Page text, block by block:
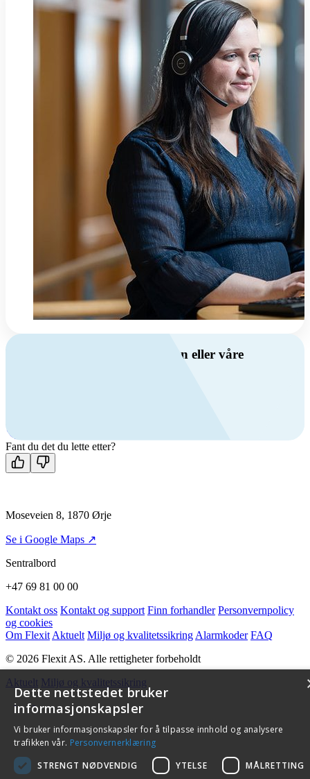
Har du spørsmål om ventilasjon eller våre
Kontakt oss
Fant du det du lette etter?
Moseveien 8, 1870 Ørje
Se i Google Maps ↗
Sentralbord
+47 69 81 00 00
Kontakt oss Kontakt og support Finn forhandler Personvernpolicy
og cookies
Om Flexit Aktuelt Miljø og kvalitetssikring Alarmkoder FAQ
© 2026 Flexit AS. Alle rettigheter forbeholdt
Aktuelt Miljø og kvalitetssikring
Dette nettstedet bruker
informasjonskapsler
Vi bruker informasjonskapsler for å tilpasse innhold og analysere
trafikken vår. Personvernerklæring
STRENGT NØDVENDIG
YTELSE MÅLRETTING